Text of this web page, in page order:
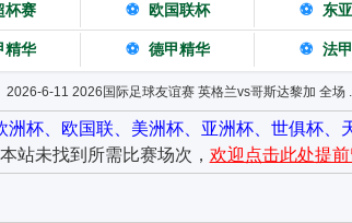
杯赛 ⚽ 欧国联杯 ⚽ 东
精华 ⚽ 德甲精华 ⚽ 法
2026-6-11 2026国际足球友谊赛 英格兰vs哥斯达黎加 全场
洲杯、欧国联、美洲杯、亚洲杯、世俱杯
站未找到所需比赛场次， 欢迎点击此处提